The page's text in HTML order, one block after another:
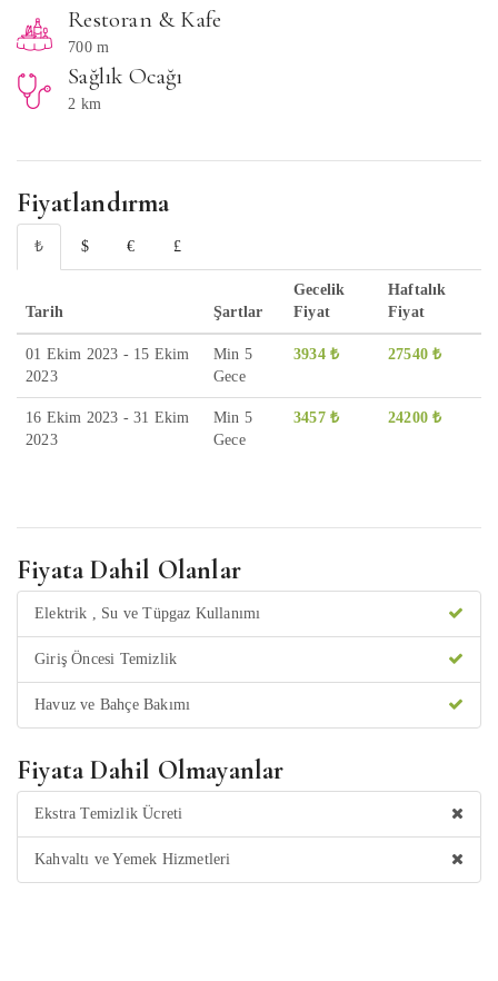
Restoran & Kafe
700 m
Sağlık Ocağı
2 km
Fiyatlandırma
₺ $ € £
Tarih Şartlar
Gecelik
Fiyat
Haftalık
Fiyat
01 Ekim 2023 - 15 Ekim
2023
Min 5
Gece
3934 ₺ 27540 ₺
16 Ekim 2023 - 31 Ekim
2023
Min 5
Gece
3457 ₺ 24200 ₺
Fiyata Dahil Olanlar
Elektrik , Su ve Tüpgaz Kullanımı
Giriş Öncesi Temizlik
Havuz ve Bahçe Bakımı
Fiyata Dahil Olmayanlar
Ekstra Temizlik Ücreti
Kahvaltı ve Yemek Hizmetleri